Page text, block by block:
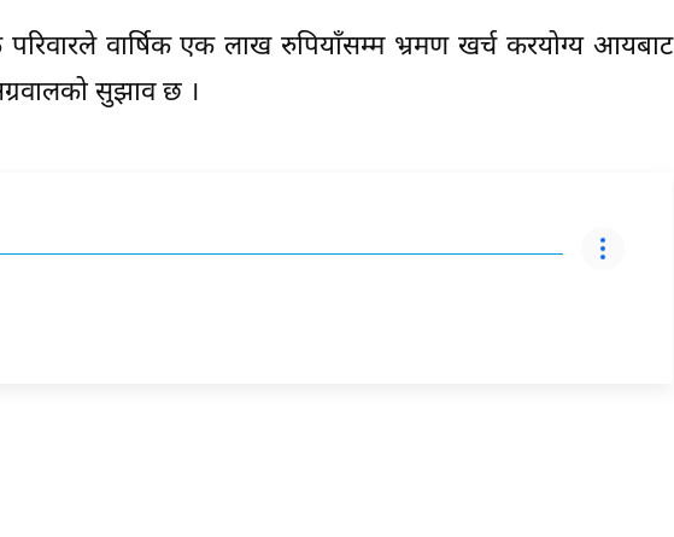
परिवारले वार्षिक एक लाख रुपियाँसम्म भ्रमण खर्च करयोग्य आयबाट
सुझाव छ ।